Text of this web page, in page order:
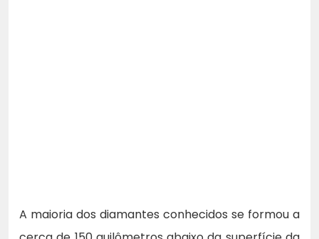
A maioria dos diamantes conhecidos se formou a